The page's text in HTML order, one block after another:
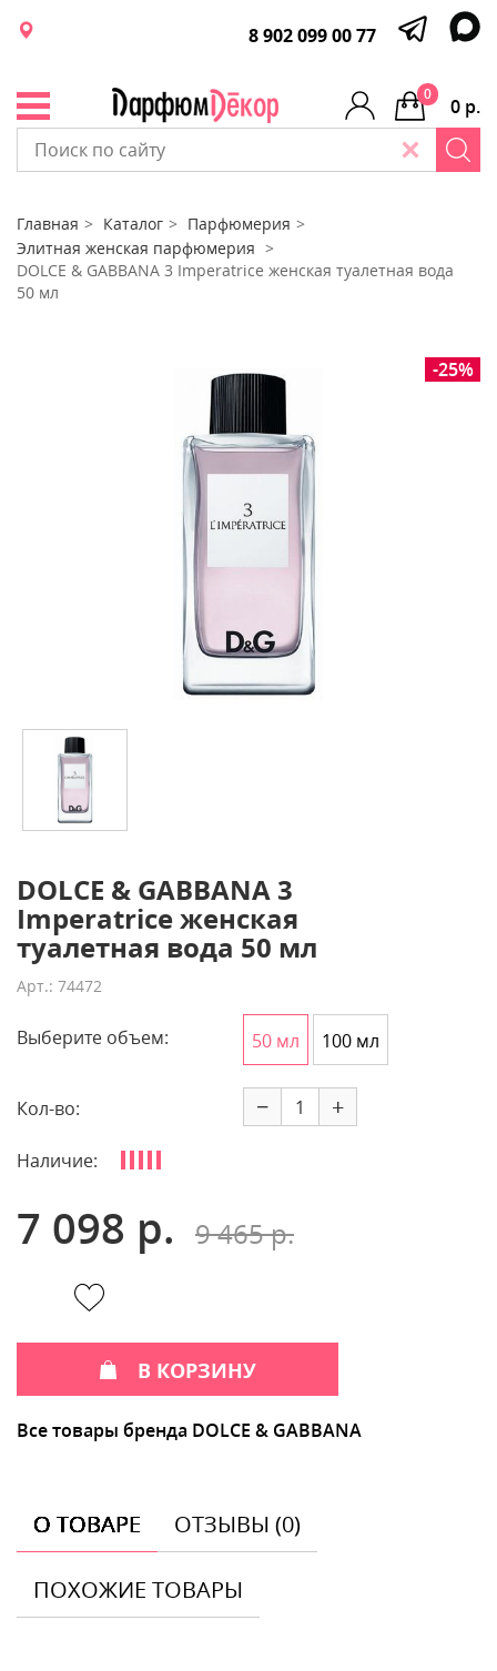
8 902 099 00 77
0 р.
0
Главная Каталог
Парфюмерия
Элитная женская парфюмерия
DOLCE & GABBANA 3 Imperatrice женская туалетная вода
50 мл
-25%
DOLCE & GABBANA 3
Imperatrice женская
туалетная вода 50 мл
Арт.: 74472
Выберите объем: 50 мл 100 мл
Кол-во: − +
Наличие:
7 098 р. 9 465 р.
В КОРЗИНУ
Все товары бренда DOLCE & GABBANA
О ТОВАРЕ ОТЗЫВЫ (0)
ПОХОЖИЕ ТОВАРЫ